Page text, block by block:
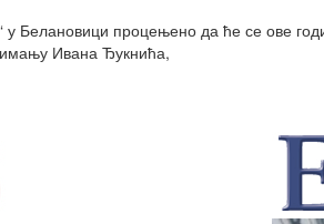
Белановици процењено да ће се ове
Ивана Ђукнића,